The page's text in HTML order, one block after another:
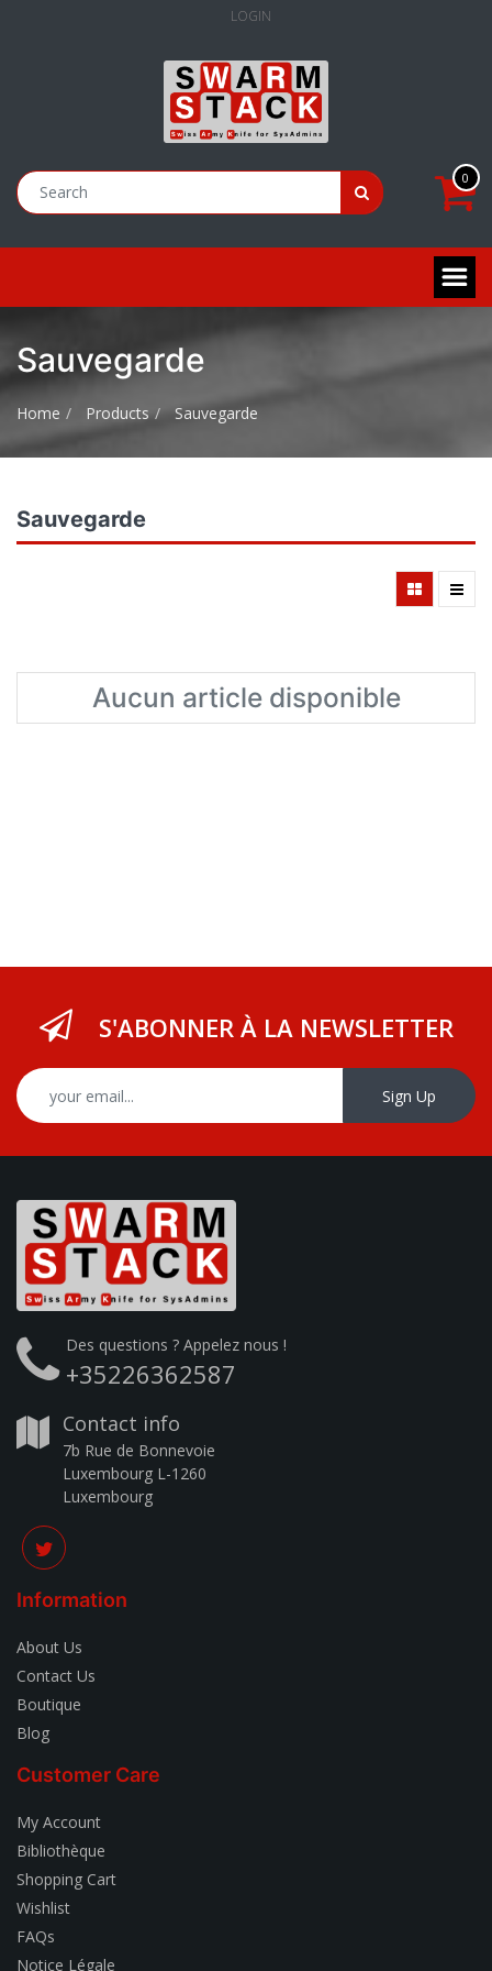
LOGIN
0
Sauvegarde
Home Products Sauvegarde
Sauvegarde
Aucun article disponible
S'ABONNER À LA NEWSLETTER
Sign Up
Des questions ? Appelez nous !
+35226362587
Contact info
7b Rue de Bonnevoie
Luxembourg L-1260
Luxembourg
Information
About Us
Contact Us
Boutique
Blog
Customer Care
My Account
Bibliothèque
Shopping Cart
Wishlist
FAQs
Notice Légale